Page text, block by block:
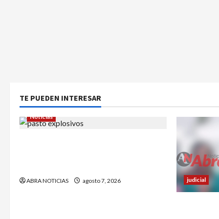
TE PUEDEN INTERESAR
Noticias
ABRA NOTICIAS agosto 7, 2026 judicial